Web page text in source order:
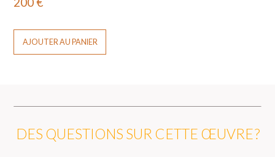
AJOUTER AU PANIER
DES QUESTIONS SUR CETTE ŒUVRE ?